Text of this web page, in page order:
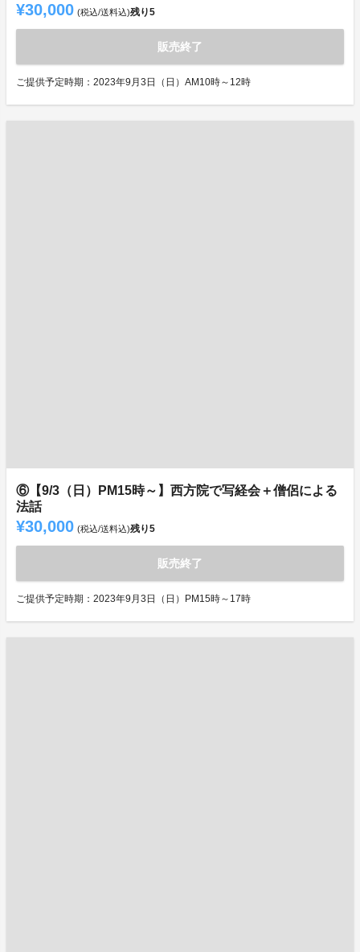
¥30,000 (税込/送料込)残り5
販売終了
ご提供予定時期：2023年9月3日（日）AM10時～12時
⑥【9/3（日）PM15時～】西方院で写経会＋僧侶による
法話
¥30,000 (税込/送料込)残り5
販売終了
ご提供予定時期：2023年9月3日（日）PM15時～17時